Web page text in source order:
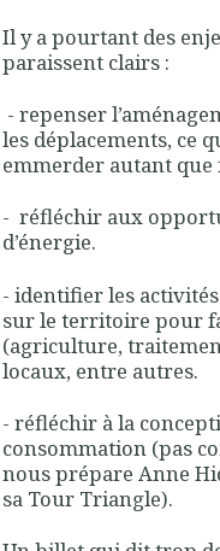
Il y a pourtant des
paraissent clairs :
- repenser
les déplacements, ce
emmerder autant que
- réfléchir aux
d’énergie.
- identifier les
sur le territoire pour
(agriculture,
locaux, entre autres.
- réfléchir à la
consommation (pas
nous prépare Anne
sa Tour Triangle).